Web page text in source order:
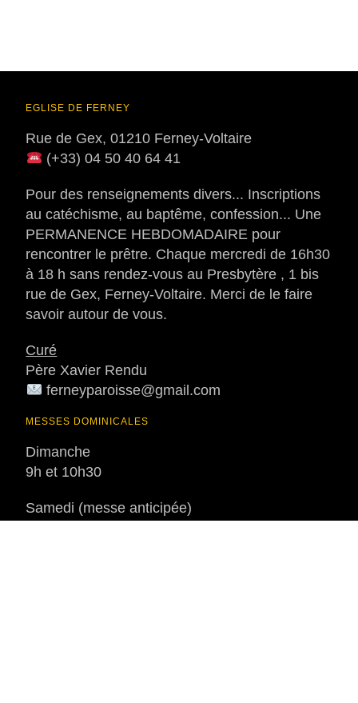
EGLISE DE FERNEY
Rue de Gex, 01210 Ferney-Voltaire
(+33) 04 50 40 64 41
Pour des renseignements divers... Inscriptions
au catéchisme, au baptême, confession... Une
PERMANENCE HEBDOMADAIRE pour
rencontrer le prêtre. Chaque mercredi de 16h30
à 18 h sans rendez-vous au Presbytère , 1 bis
rue de Gex, Ferney-Voltaire. Merci de le faire
savoir autour de vous.
Curé
Père Xavier Rendu
ferneyparoisse@gmail.com
MESSES DOMINICALES
Dimanche
9h et 10h30
Samedi (messe anticipée)